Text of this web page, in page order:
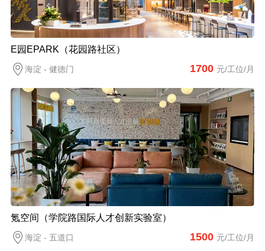
E园EPARK（花园路社区）
海淀 - 健德门 1700 元/工位/月
氪空间（学院路国际人才创新实验室）
海淀 - 五道口 1500 元/工位/月